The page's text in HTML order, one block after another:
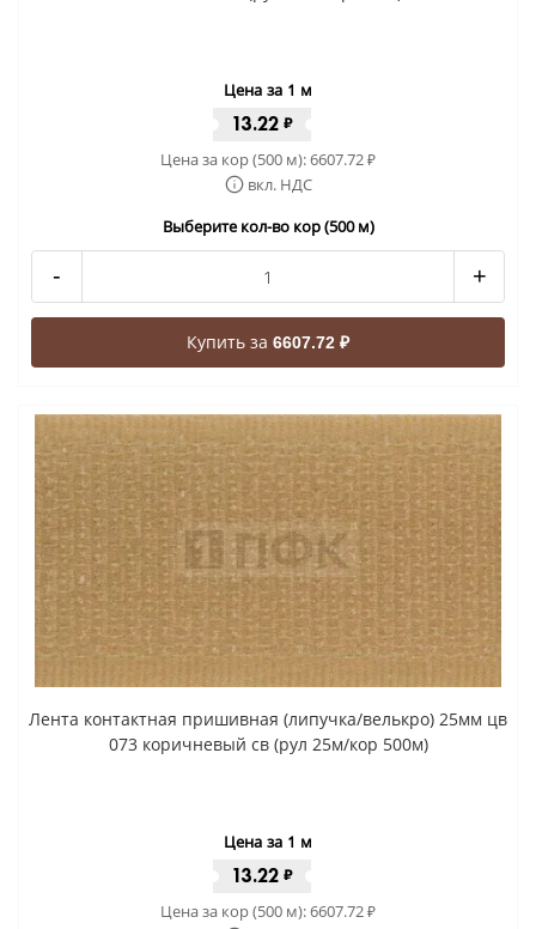
Цена за 1 м
13.22 ₽
Цена за кор (500 м):6607.72₽
вкл. НДС
Выберите кол-во кор (500 м)
- +
Купить за 6607.72 ₽
Лента контактная пришивная (липучка/велькро) 25мм цв
073 коричневый св (рул 25м/кор 500м)
Цена за 1 м
13.22 ₽
Цена за кор (500 м):6607.72₽